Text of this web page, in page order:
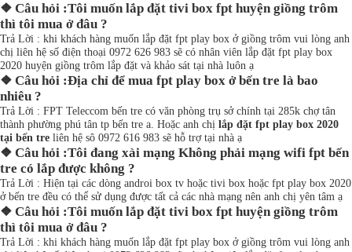
❖ Câu hỏi :Tôi muốn lắp đặt tivi box fpt huyện giồng trôm
thì tôi mua ở đâu ?
Trả Lời : khi khách hàng muốn lắp đặt fpt play box ở giồng trôm vui lòng anh
chị liên hệ số điện thoại 0972 626 983 sẽ có nhân viên lắp đặt fpt play box
2020 huyện giồng trôm lắp đặt và khảo sát tại nhà luôn ạ
❖ Câu hỏi :Địa chỉ để mua fpt play box ở bến tre là bao
nhiêu ?
Trả Lời : FPT Teleccom bến tre có văn phòng trụ sở chính tại 285k chợ tân
thành phường phú tân tp bến tre a. Hoặc anh chị lắp đặt fpt play box 2020
tại bến tre liên hệ sô 0972 616 983 sẽ hỗ trợ tại nhà ạ
❖ Câu hỏi :Tôi đang xài mạng Không phải mạng wifi fpt bến
tre có lắp được không ?
Trả Lời : Hiện tại các dòng androi box tv hoặc tivi box hoặc fpt play box 2020
ở bến tre đều có thể sử dụng được tất cả các nhà mạng nên anh chị yên tâm ạ
❖ Câu hỏi :Tôi muốn lắp đặt tivi box fpt huyện giồng trôm
thì tôi mua ở đâu ?
Trả Lời : khi khách hàng muốn lắp đặt fpt play box ở giồng trôm vui lòng anh